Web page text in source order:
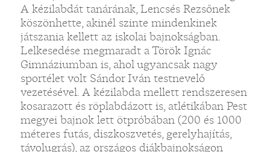
A kézilabdát tanárának, Lencsés Rezsőnek
köszönhette, akinél szinte mindenkinek
játszania kellett az iskolai bajnokságban.
Lelkesedése megmaradt a Török Ignác
Gimnáziumban is, ahol ugyancsak nagy
sportélet volt Sándor Iván testnevelő
vezetésével. A kézilabda mellett rendszeresen
kosarazott és röplabdázott is, atlétikában Pest
megyei bajnok lett ötpróbában (200 és 1000
méteres futás, diszkoszvetés, gerelyhajítás,
távolugrás), az országos diákbajnokságon